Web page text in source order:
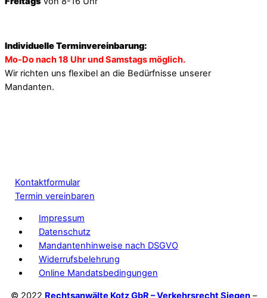
Individuelle Terminvereinbarung:
Mo-Do nach 18 Uhr und Samstags möglich.
Wir richten uns flexibel an die Bedürfnisse unserer
Mandanten.
Kontaktformular
Termin vereinbaren
Impressum
Datenschutz
Mandantenhinweise nach DSGVO
Widerrufsbelehrung
Online Mandatsbedingungen
© 2022 Rechtsanwälte Kotz GbR – Verkehrsrecht Siegen–